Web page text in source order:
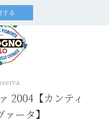
する
2004【カンティ
ータ】